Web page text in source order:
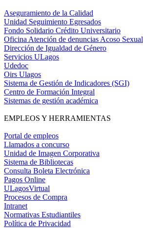
Aseguramiento de la Calidad
Unidad Seguimiento Egresados
Fondo Solidario Crédito Universitario
Oficina Atención de denuncias Acoso Sexual
Dirección de Igualdad de Género
Servicios ULagos
Udedoc
Oirs Ulagos
Sistema de Gestión de Indicadores (SGI)
Centro de Formación Integral
Sistemas de gestión académica
EMPLEOS Y HERRAMIENTAS
Portal de empleos
Llamados a concurso
Unidad de Imagen Corporativa
Sistema de Bibliotecas
Consulta Boleta Electrónica
Pagos Online
ULagosVirtual
Procesos de Compra
Intranet
Normativas Estudiantiles
Política de Privacidad